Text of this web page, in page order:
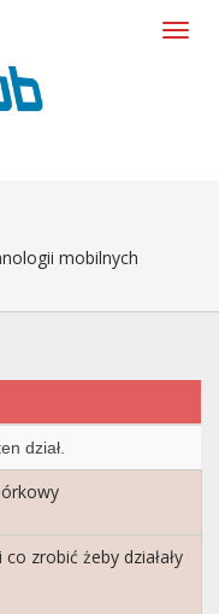
mobilnych
dział.
zrobić żeby działały